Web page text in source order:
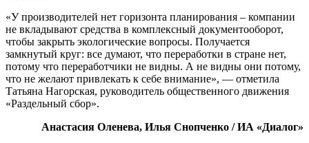
«У производителей нет горизонта планирования – компании
не вкладывают средства в комплексный документооборот,
чтобы закрыть экологические вопросы. Получается
замкнутый круг: все думают, что переработки в стране нет,
потому что переработчики не видны. А не видны они потому,
что не желают привлекать к себе внимание», — отметила
Татьяна Нагорская, руководитель общественного движения
«Раздельный сбор».
Анастасия Оленева, Илья Снопченко / ИА «Диалог»